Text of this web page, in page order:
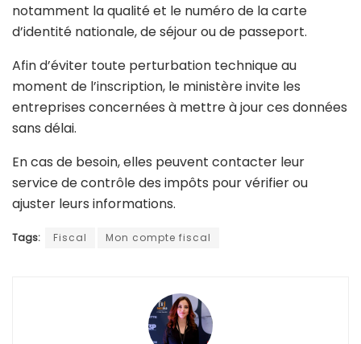
notamment la qualité et le numéro de la carte
d’identité nationale, de séjour ou de passeport.
Afin d’éviter toute perturbation technique au
moment de l’inscription, le ministère invite les
entreprises concernées à mettre à jour ces données
sans délai.
En cas de besoin, elles peuvent contacter leur
service de contrôle des impôts pour vérifier ou
ajuster leurs informations.
Tags: Fiscal Mon compte fiscal